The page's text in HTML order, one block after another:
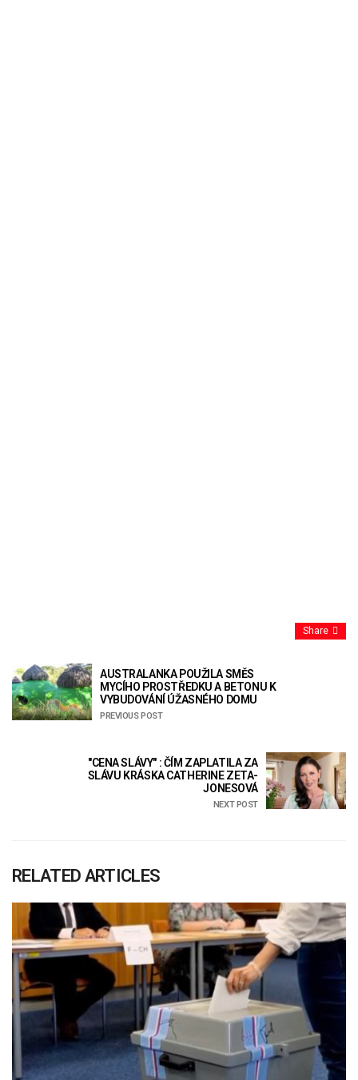
Share
AUSTRALANKA POUŽILA SMĚS
MYCÍHO PROSTŘEDKU A BETONU K
VYBUDOVÁNÍ ÚŽASNÉHO DOMU
PREVIOUS POST
"CENA SLÁVY" : ČÍM ZAPLATILA ZA
SLÁVU KRÁSKA CATHERINE ZETA-
JONESOVÁ
NEXT POST
RELATED ARTICLES